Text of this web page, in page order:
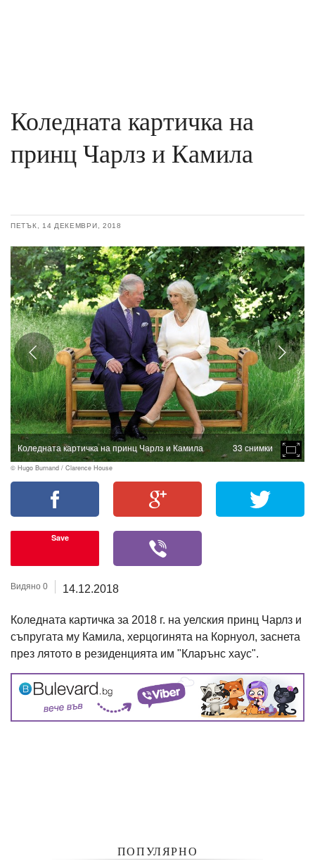
Коледната картичка на
принц Чарлз и Камила
ПЕТЪК, 14 ДЕКЕМВРИ, 2018
Коледната картичка на принц Чарлз и Камила 33 снимки
© Hugo Burnand / Clarence House
Save
Видяно 0 14.12.2018
Коледната картичка за 2018 г. на уелския принц Чарлз и
съпругата му Камила, херцогинята на Корнуол, заснета
през лятото в резиденцията им "Кларънс хаус".
ПОПУЛЯРНО